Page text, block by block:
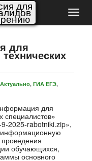
для
для
Актуально, ГИА ЕГЭ,
для
специалистов»
2025-rabotniki.zip»,
обучающихся,
основного